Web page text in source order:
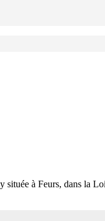
située à Feurs, dans